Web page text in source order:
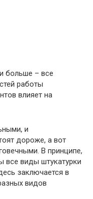
больше – все
работы
влияет на
и
дороже, а вот
В принципе,
все виды штукатурки
заключается в
видов